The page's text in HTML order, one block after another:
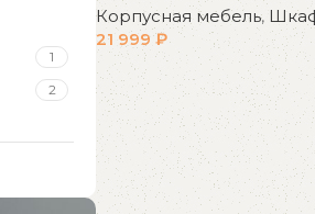
1
2
Корпусная мебель,
21 999₽
В корзину